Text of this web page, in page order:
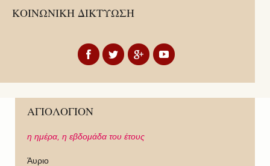
ΚΟΙΝΩΝΙΚΗ ΔΙΚΤΥΩΣΗ
ΑΓΙΟΛΟΓΙΟΝ
η ημέρα, η εβδομάδα του έτους
Άυριο